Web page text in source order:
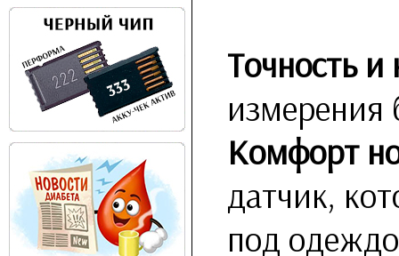
Точность
измерения
Комфорт
датчик,
под